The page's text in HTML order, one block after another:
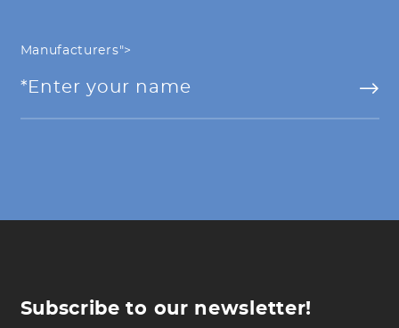
Manufacturers">
Subscribe to our newsletter!